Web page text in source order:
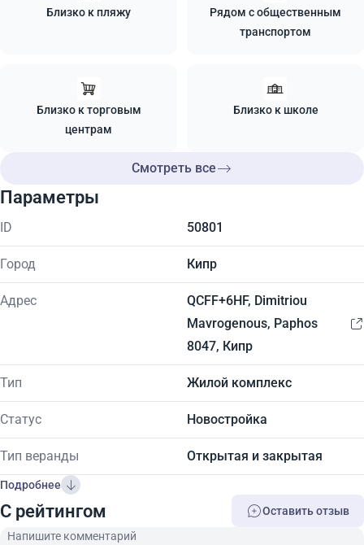
Близко к пляжу
Рядом с общественным
транспортом
Близко к торговым
центрам
Близко к школе
Смотреть все
Параметры
ID 50801
Город Кипр
Адрес
QCFF+6HF, Dimitriou
Mavrogenous, Paphos
8047, Кипр
Тип Жилой комплекс
Статус Новостройка
Тип веранды Открытая и закрытая
Подробнее
C рейтингом Оставить отзыв